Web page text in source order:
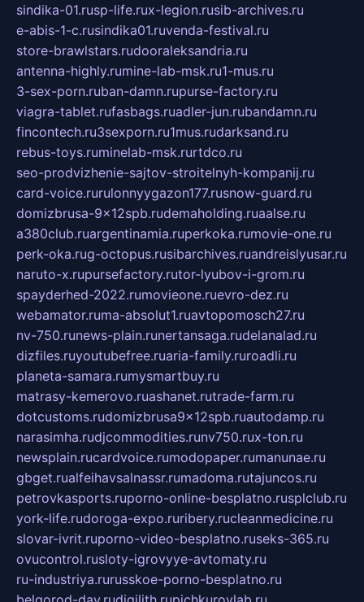
sindika-01.rusp-life.rux-legion.rusib-archives.ru
e-abis-1-c.rusindika01.ruvenda-festival.ru
store-brawlstars.rudooraleksandria.ru
antenna-highly.rumine-lab-msk.ru1-mus.ru
3-sex-porn.ruban-damn.rupurse-factory.ru
viagra-tablet.rufasbags.ruadler-jun.rubandamn.ru
fincontech.ru3sexporn.ru1mus.rudarksand.ru
rebus-toys.ruminelab-msk.rurtdco.ru
seo-prodvizhenie-sajtov-stroitelnyh-kompanij.ru
card-voice.rurulonnyygazon177.rusnow-guard.ru
domizbrusa-9x12spb.rudemaholding.ruaalse.ru
a380club.ruargentinamia.ruperkoka.rumovie-one.ru
perk-oka.rug-octopus.rusibarchives.ruandreislyusar.ru
naruto-x.rupursefactory.rutor-lyubov-i-grom.ru
spayderhed-2022.rumovieone.ruevro-dez.ru
webamator.ruma-absolut1.ruavtopomosch27.ru
nv-750.runews-plain.runertansaga.rudelanalad.ru
dizfiles.ruyoutubefree.ruaria-family.ruroadli.ru
planeta-samara.rumysmartbuy.ru
matrasy-kemerovo.ruashanet.rutrade-farm.ru
dotcustoms.rudomizbrusa9x12spb.ruautodamp.ru
narasimha.rudjcommodities.runv750.rux-ton.ru
newsplain.rucardvoice.rumodopaper.rumanunae.ru
gbget.rualfeihavsalnassr.rumadoma.rutajuncos.ru
petrovkasports.ruporno-online-besplatno.rusplclub.ru
york-life.rudoroga-expo.ruribery.rucleanmedicine.ru
slovar-ivrit.ruporno-video-besplatno.ruseks-365.ru
ovucontrol.rusloty-igrovyye-avtomaty.ru
ru-industriya.rurusskoe-porno-besplatno.ru